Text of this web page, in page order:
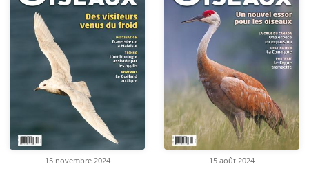
15 novembre 2024 15 août 2024